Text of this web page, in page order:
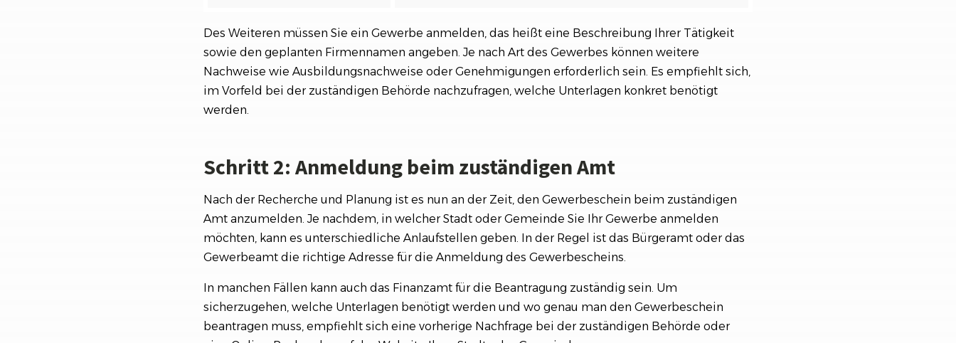
Des Weiteren müssen Sie ein Gewerbe anmelden, das heißt eine Beschreibung Ihrer Tätigkeit
sowie den geplanten Firmennamen angeben. Je nach Art des Gewerbes können weitere
Nachweise wie Ausbildungsnachweise oder Genehmigungen erforderlich sein. Es empfiehlt sich,
im Vorfeld bei der zuständigen Behörde nachzufragen, welche Unterlagen konkret benötigt
werden.
Schritt 2: Anmeldung beim zuständigen Amt
Nach der Recherche und Planung ist es nun an der Zeit, den Gewerbeschein beim zuständigen
Amt anzumelden. Je nachdem, in welcher Stadt oder Gemeinde Sie Ihr Gewerbe anmelden
möchten, kann es unterschiedliche Anlaufstellen geben. In der Regel ist das Bürgeramt oder das
Gewerbeamt die richtige Adresse für die Anmeldung des Gewerbescheins.
In manchen Fällen kann auch das Finanzamt für die Beantragung zuständig sein. Um
sicherzugehen, welche Unterlagen benötigt werden und wo genau man den Gewerbeschein
beantragen muss, empfiehlt sich eine vorherige Nachfrage bei der zuständigen Behörde oder